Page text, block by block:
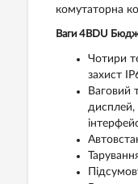
комутаторна
Ваги 4BDU
Чотири
захист
Ваговий